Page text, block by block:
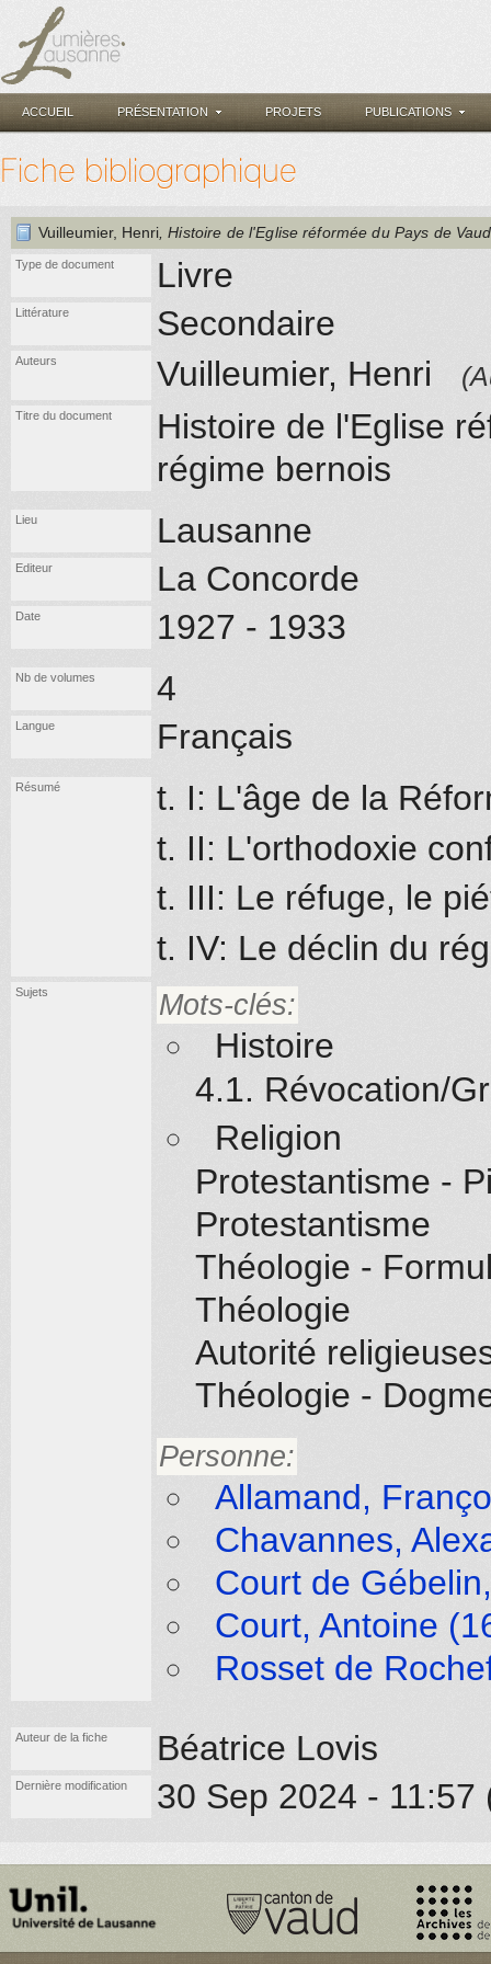
ACCUEIL PRÉSENTATION PROJETS PUBLICATIONS
Fiche bibliographique
Vuilleumier, Henri , Histoire de l'Eglise réformée du Pays de
Type de document Livre
Littérature Secondaire
Auteurs Vuilleumier, Henri
Titre du document
Histoire de l'Eglise
régime bernois
Lieu Lausanne
Editeur La Concorde
Date 1927 - 1933
Nb de volumes 4
Langue Français
Résumé
t. I: L'âge de la
t. II: L'orthodoxie
t. III: Le réfuge, le
t. IV: Le déclin du
Sujets Mots-clés:
Histoire
4.1. Révocation/
Religion
Protestantisme -
Protestantisme
Théologie -
Théologie
Autorité
Théologie -
Personne:
Allamand,
Chavannes,
Court de
Court, Antoine
Rosset de
Auteur de la fiche Béatrice Lovis
Dernière modification 30 Sep 2024 - 11:57